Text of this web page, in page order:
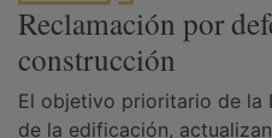
Reclamación por
construcción
El objetivo prioritario de la
de la edificación,